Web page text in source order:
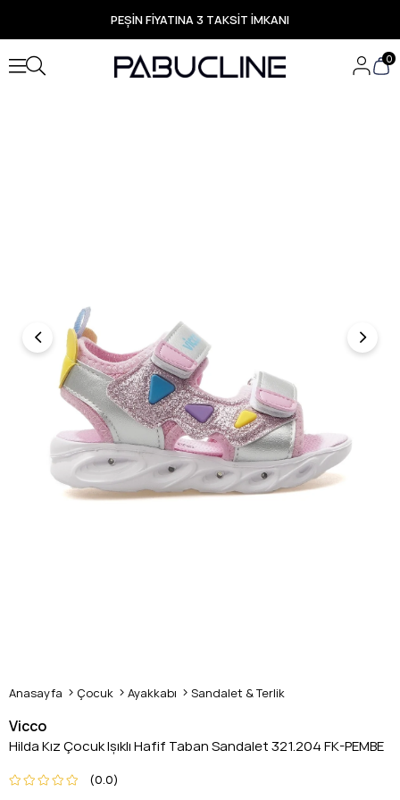
PEŞİN FİYATINA 3 TAKSİT İMKANI
TÜM ÜRÜNLERDE ÜCRETSİZ KARGO
Yeni Sezon Ürünlerde Özel Fırsatlar
Seçili Ürünlerde Hızlı Teslimat
0
Anasayfa Çocuk Ayakkabı Sandalet & Terlik
Vicco
Hilda Kız Çocuk Işıklı Hafif Taban Sandalet 321.204 FK-PEMBE
0.0